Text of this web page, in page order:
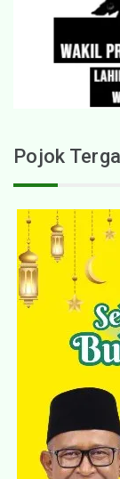
Pojok